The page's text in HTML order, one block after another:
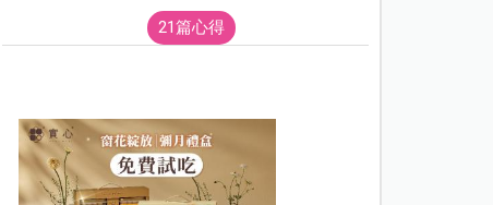
21篇心得